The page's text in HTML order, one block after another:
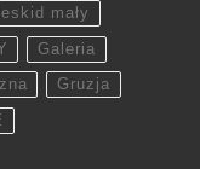
mały
Galeria
Gruzja